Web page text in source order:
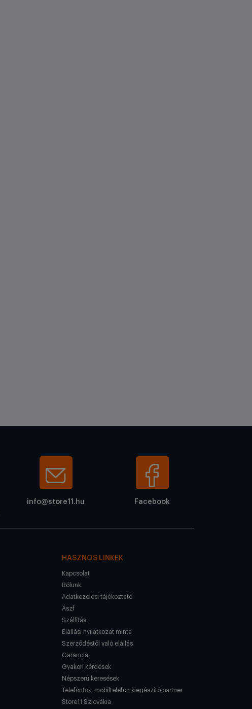
info@store11.hu Facebook
HASZNOS LINKEK
Kapcsolat
Rólunk
Adatkezelési tájékoztató
Ászf
Szállítás
Elállási nyilatkozat minta
Szerződéstől való elállás
Garancia
Gyakori kérdések
Népszerű keresések
Telefontok, mobiltelefon kiegészítő partner
Store11 Szlovákia